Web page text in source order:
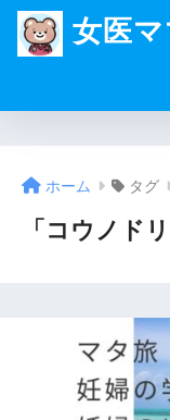
女医
ホーム タグ
「コウノド